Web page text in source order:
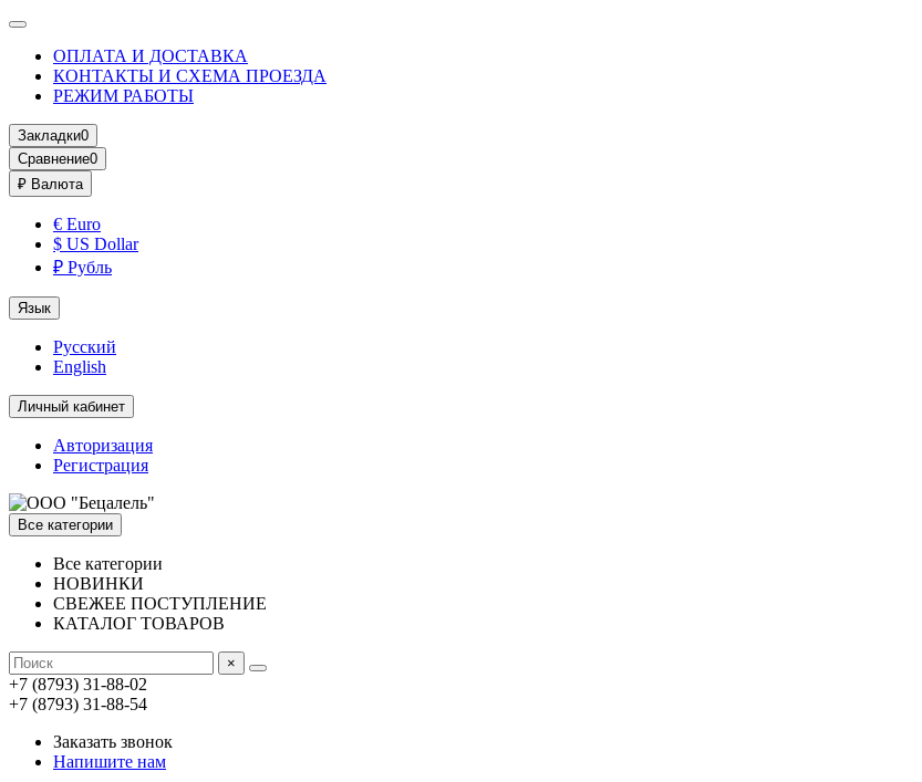
ОПЛАТА И ДОСТАВКА
КОНТАКТЫ И СХЕМА ПРОЕЗДА
РЕЖИМ РАБОТЫ
Закладки0
Сравнение0
₽ Валюта
€ Euro
$ US Dollar
₽ Рубль
Язык
Русский
English
Личный кабинет
Авторизация
Регистрация
Все категории
Все категории
НОВИНКИ
СВЕЖЕЕ ПОСТУПЛЕНИЕ
КАТАЛОГ ТОВАРОВ
×
+7 (8793) 31-88-02
+7 (8793) 31-88-54
Заказать звонок
Напишите нам